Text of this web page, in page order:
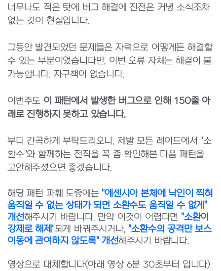
너무나도 적은 탓에 버그 해결에 진전은 커녕 소식조차
없는 것이 현실입니다.
그동안 발견되었던 문제들은 자력으로 어떻게든 해결할
수 있는 부분이었습니다만, 이번 오류 자체는 해결이 불
가능합니다. 자구책이 없습니다.
이번주도 이 패턴에서 발생한 버그으로 인해 150줄 아
래로 진행하지 못하고 있습니다.
부디 간곡하게 부탁드리오니, 제발 모든 레이드에서 "소
환수"와 함께하는 전직을 꼭 좀 확인해본 다음 패턴을
고안해주셨으면 좋겠습니다.
해당 패턴 파훼 도중에는 "에센시아 본체에 낙인이 찍혀
움직일 수 없는 상태가 되면 소환수도 움직일 수 없게"
개선해주시기 바랍니다. 만약 이것이 어렵다면 "소환이
강제로 해제 "되게 바꿔주시거나, "소환수의 공격만 보스
이동에 관여하지 않도록" 개선해주시기 바랍니다.
영상으로 대체합니다(아래 영상 6분 30초부터 입니다)